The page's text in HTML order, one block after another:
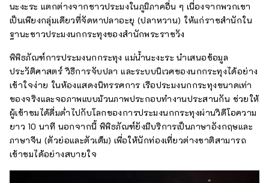
นะงะระ แตกต่างจากชาวประมงในภูมิภาคอื่น ๆ เนื่องจากพวกเขา
เป็นเพียงกลุ่มเดียวที่จัดหาปลาอะยุ (ปลาหวาน) ให้แก่ราชสำนักใน
ฐานะชาวประมงนกกระทุงของสำนักพระราชวัง
พิพิธภัณฑ์การประมงนกกระทุง แม่น้ำนะงะระ นำเสนอข้อมูล
ประวัติศาสตร์ วิธีการจับปลา และระบบนิเวศของนกกระทุงได้อย่าง
เข้าใจง่าย ในห้องแสดงนิทรรศการ เรือประมงนกกระทุงขนาดเท่า
ของจริงและจอภาพแบบม้วนภาพประกอบทำงานประสานกัน ช่วยให้
ผู้เข้าชมได้ดื่มด่ำไปกับโลกของการประมงนกกระทุงผ่านวิดีโอความ
ยาว 10 นาที นอกจากนี้ พิพิธภัณฑ์ยังมีบริการเป็นภาษาอังกฤษและ
ภาษาจีน (ตัวย่อและตัวเต็ม) เพื่อให้นักท่องเที่ยวต่างชาติสามารถ
เข้าชมได้อย่างสบายใจ